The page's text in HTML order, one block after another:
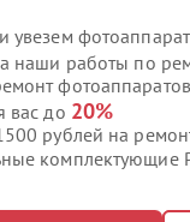
увезем
наши работы по
вас до 20%
рублей на
комплектующие